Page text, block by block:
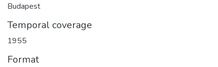
Budapest
Temporal coverage
1955
Format